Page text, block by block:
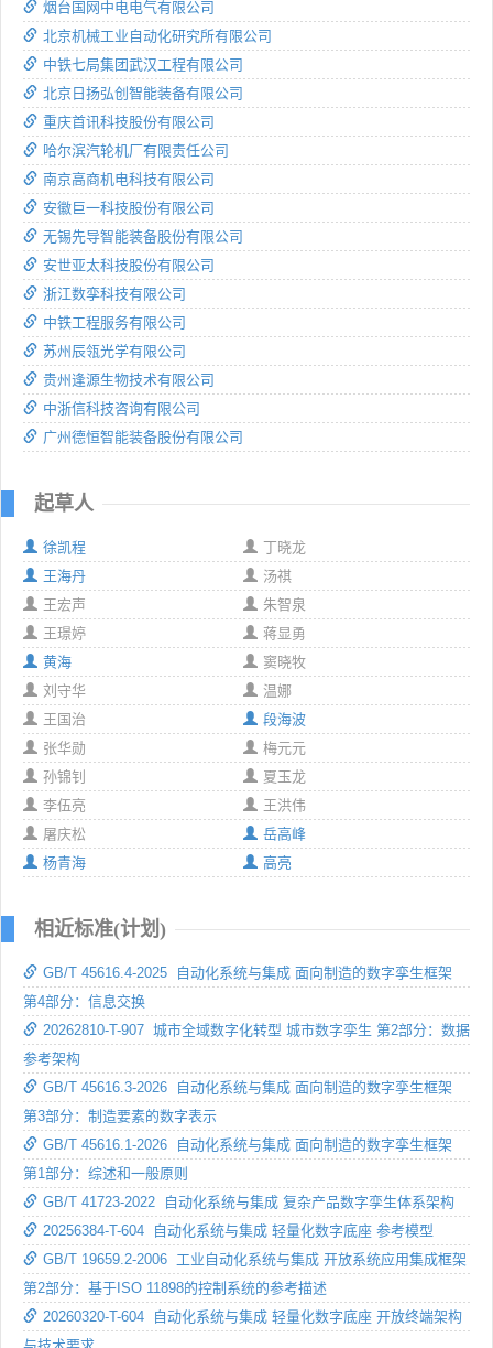
烟台国网中电电气有限公司
北京机械工业自动化研究所有限公司
中铁七局集团武汉工程有限公司
北京日扬弘创智能装备有限公司
重庆首讯科技股份有限公司
哈尔滨汽轮机厂有限责任公司
南京高商机电科技有限公司
安徽巨一科技股份有限公司
无锡先导智能装备股份有限公司
安世亚太科技股份有限公司
浙江数孪科技有限公司
中铁工程服务有限公司
苏州辰瓴光学有限公司
贵州逢源生物技术有限公司
中浙信科技咨询有限公司
广州德恒智能装备股份有限公司
起草人
徐凯程
丁晓龙
王海丹
汤祺
王宏声
朱智泉
王璟婷
蒋显勇
黄海
窦晓牧
刘守华
温娜
王国治
段海波
张华勋
梅元元
孙锦钊
夏玉龙
李伍亮
王洪伟
屠庆松
岳高峰
杨青海
高亮
相近标准(计划)
GB/T 45616.4-2025 自动化系统与集成 面向制造的数字孪生框架
第4部分：信息交换
20262810-T-907 城市全域数字化转型 城市数字孪生 第2部分：数据
参考架构
GB/T 45616.3-2026 自动化系统与集成 面向制造的数字孪生框架
第3部分：制造要素的数字表示
GB/T 45616.1-2026 自动化系统与集成 面向制造的数字孪生框架
第1部分：综述和一般原则
GB/T 41723-2022 自动化系统与集成 复杂产品数字孪生体系架构
20256384-T-604 自动化系统与集成 轻量化数字底座 参考模型
GB/T 19659.2-2006 工业自动化系统与集成 开放系统应用集成框架
第2部分：基于ISO 11898的控制系统的参考描述
20260320-T-604 自动化系统与集成 轻量化数字底座 开放终端架构